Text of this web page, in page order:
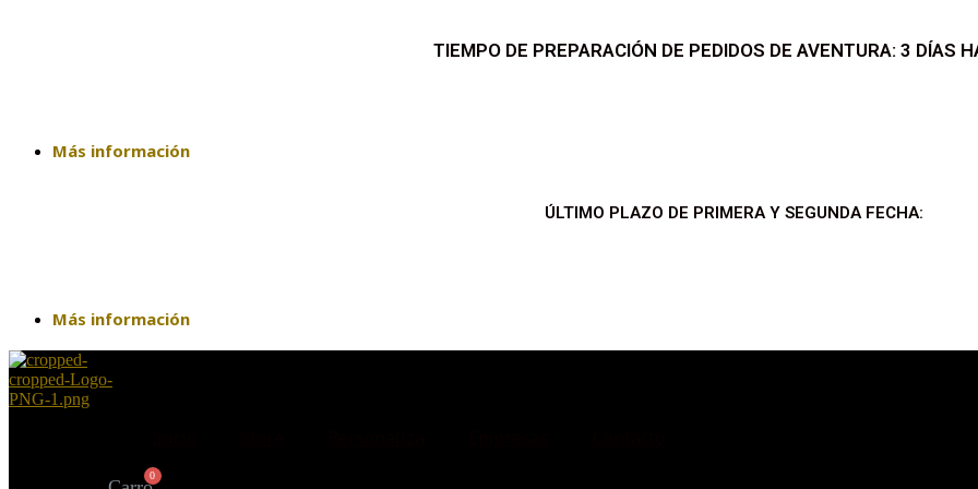
TIEMPO DE PREPARACIÓN DE PEDIDOS DE AVENTURA: 3 DÍAS
Más información
ÚLTIMO PLAZO DE PRIMERA Y SEGUNDA FECHA:
Más información